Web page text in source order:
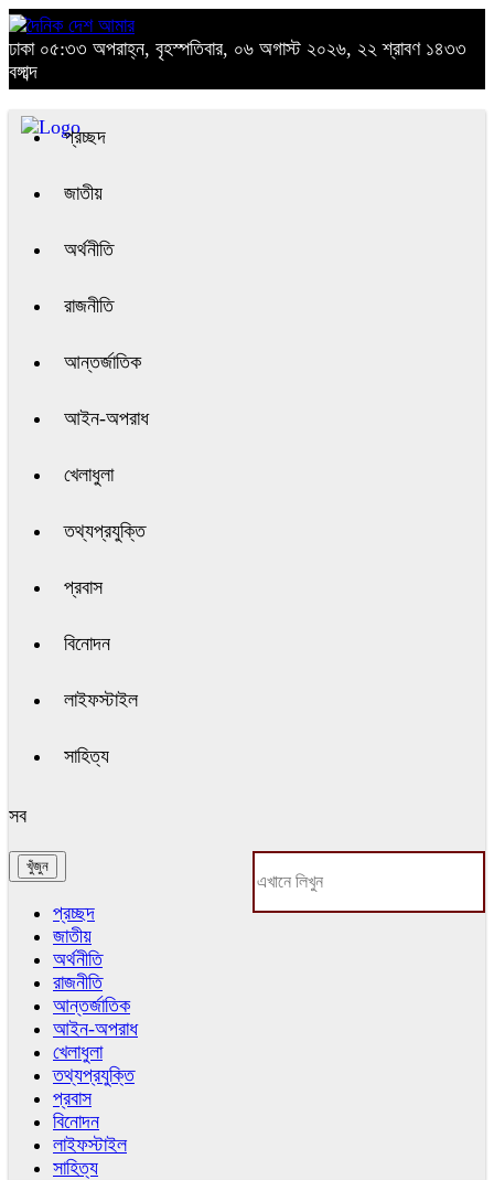
ঢাকা ০৫:৩৩ অপরাহ্ন, বৃহস্পতিবার, ০৬ অগাস্ট ২০২৬, ২২ শ্রাবণ ১৪৩৩
বঙ্গাব্দ
প্রচ্ছদ
জাতীয়
অর্থনীতি
রাজনীতি
আন্তর্জাতিক
আইন-অপরাধ
খেলাধুলা
তথ্যপ্রযুক্তি
প্রবাস
বিনোদন
লাইফস্টাইল
সাহিত্য
সব
প্রচ্ছদ
জাতীয়
অর্থনীতি
রাজনীতি
আন্তর্জাতিক
আইন-অপরাধ
খেলাধুলা
তথ্যপ্রযুক্তি
প্রবাস
বিনোদন
লাইফস্টাইল
সাহিত্য